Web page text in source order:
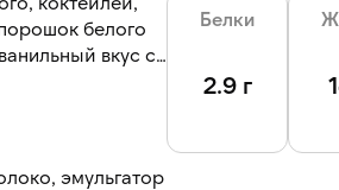
белого
вкус с
молока и
эмульгатор
Белки
2.9 г